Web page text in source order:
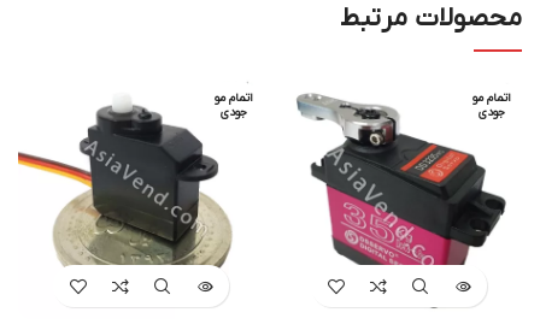
محصولات مرتبط
اتمام مو
جودی
اتمام مو
جودی